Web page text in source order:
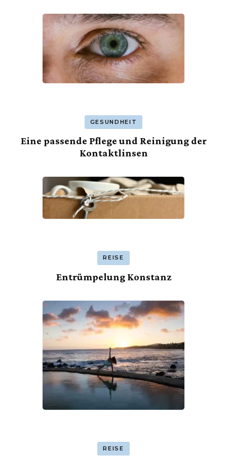
GESUNDHEIT
Eine passende Pflege und Reinigung der
Kontaktlinsen
REISE
Entrümpelung Konstanz
REISE